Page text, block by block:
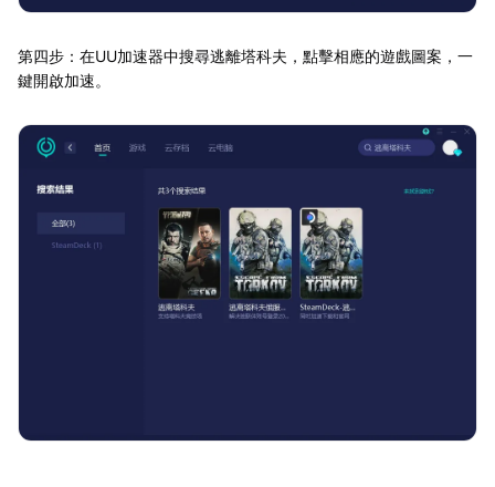
第四步：在UU加速器中搜尋逃離塔科夫，點擊相應的遊戲圖案，一
鍵開啟加速。